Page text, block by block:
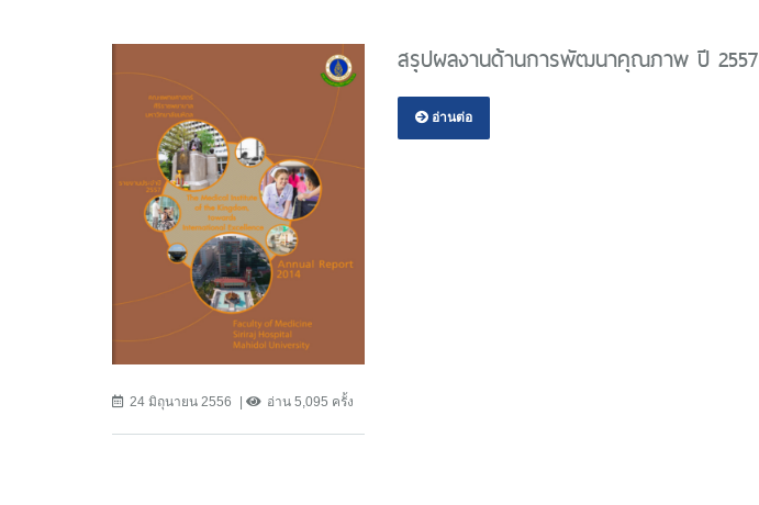
24 มิถุนายน 2556 อ่าน 5,095 ครั้ง
สรุปผลงานด้านการพัฒนาคุณภาพ ปี 2557
อ่านต่อ